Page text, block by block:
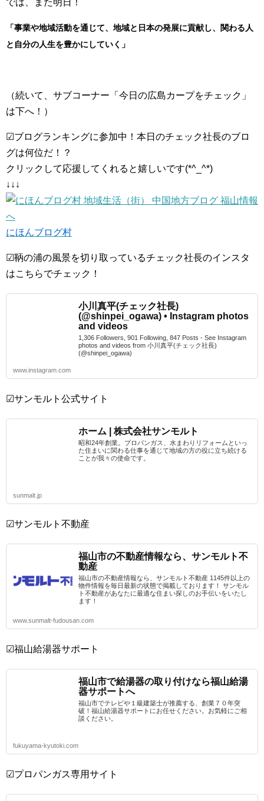
では、また明日！
「事業や地域活動を通じて、地域と日本の発展に貢献し、関わる人
と自分の人生を豊かにしていく」
（続いて、サブコーナー「今日の広島カープをチェック」
は下へ！）
☑ブログランキングに参加中！本日のチェック社長のブロ
グは何位だ！？
クリックして応援してくれると嬉しいです(*^_^*)
↓↓↓
にほんブログ村
☑鞆の浦の風景を切り取っているチェック社長のインスタ
はこちらでチェック！
小川真平(チェック社長)
(@shinpei_ogawa) • Instagram photos
and videos
1,306 Followers, 901 Following, 847 Posts - See Instagram
photos and videos from 小川真平(チェック社長)
(@shinpei_ogawa)
www.instagram.com
☑サンモルト公式サイト
ホーム | 株式会社サンモルト
昭和24年創業。プロパンガス、水まわりリフォームといっ
た住まいに関わる仕事を通じて地域の方の役に立ち続ける
ことが我々の使命です。
sunmalt.jp
☑サンモルト不動産
福山市の不動産情報なら、サンモルト不
動産
福山市の不動産情報なら、サンモルト不動産 1145件以上の
物件情報を毎日最新の状態で掲載しております！ サンモル
ト不動産があなたに最適な住まい探しのお手伝いをいたし
ます！
www.sunmalt-fudousan.com
☑福山給湯器サポート
福山市で給湯器の取り付けなら福山給湯
器サポートへ
福山市でテレビや１級建築士が推薦する、創業７０年突
破！福山給湯器サポートにお任せください。お気軽にご相
談ください。
fukuyama-kyutoki.com
☑プロパンガス専用サイト